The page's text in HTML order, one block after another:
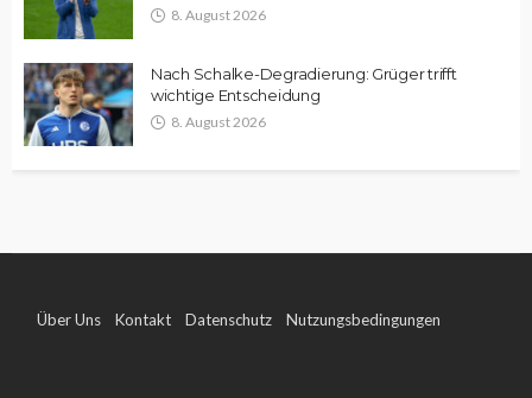
8. August 2026
Nach Schalke-Degradierung: Grüger trifft
wichtige Entscheidung
8. August 2026
Über Uns Kontakt Datenschutz Nutzungsbedingungen